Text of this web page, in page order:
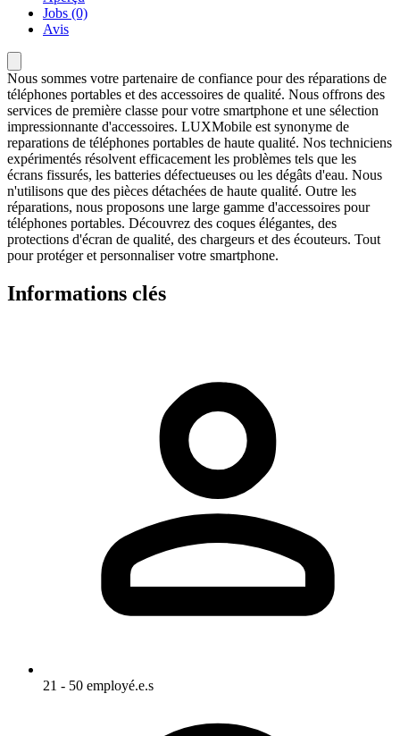
Jobs (0)
Avis
Nous sommes votre partenaire de confiance pour des réparations de
téléphones portables et des accessoires de qualité. Nous offrons des
services de première classe pour votre smartphone et une sélection
impressionnante d'accessoires. LUXMobile est synonyme de
reparations de téléphones portables de haute qualité. Nos techniciens
expérimentés résolvent efficacement les problèmes tels que les
écrans fissurés, les batteries défectueuses ou les dégâts d'eau. Nous
n'utilisons que des pièces détachées de haute qualité. Outre les
réparations, nous proposons une large gamme d'accessoires pour
téléphones portables. Découvrez des coques élégantes, des
protections d'écran de qualité, des chargeurs et des écouteurs. Tout
pour protéger et personnaliser votre smartphone.
Informations clés
21 - 50 employé.e.s